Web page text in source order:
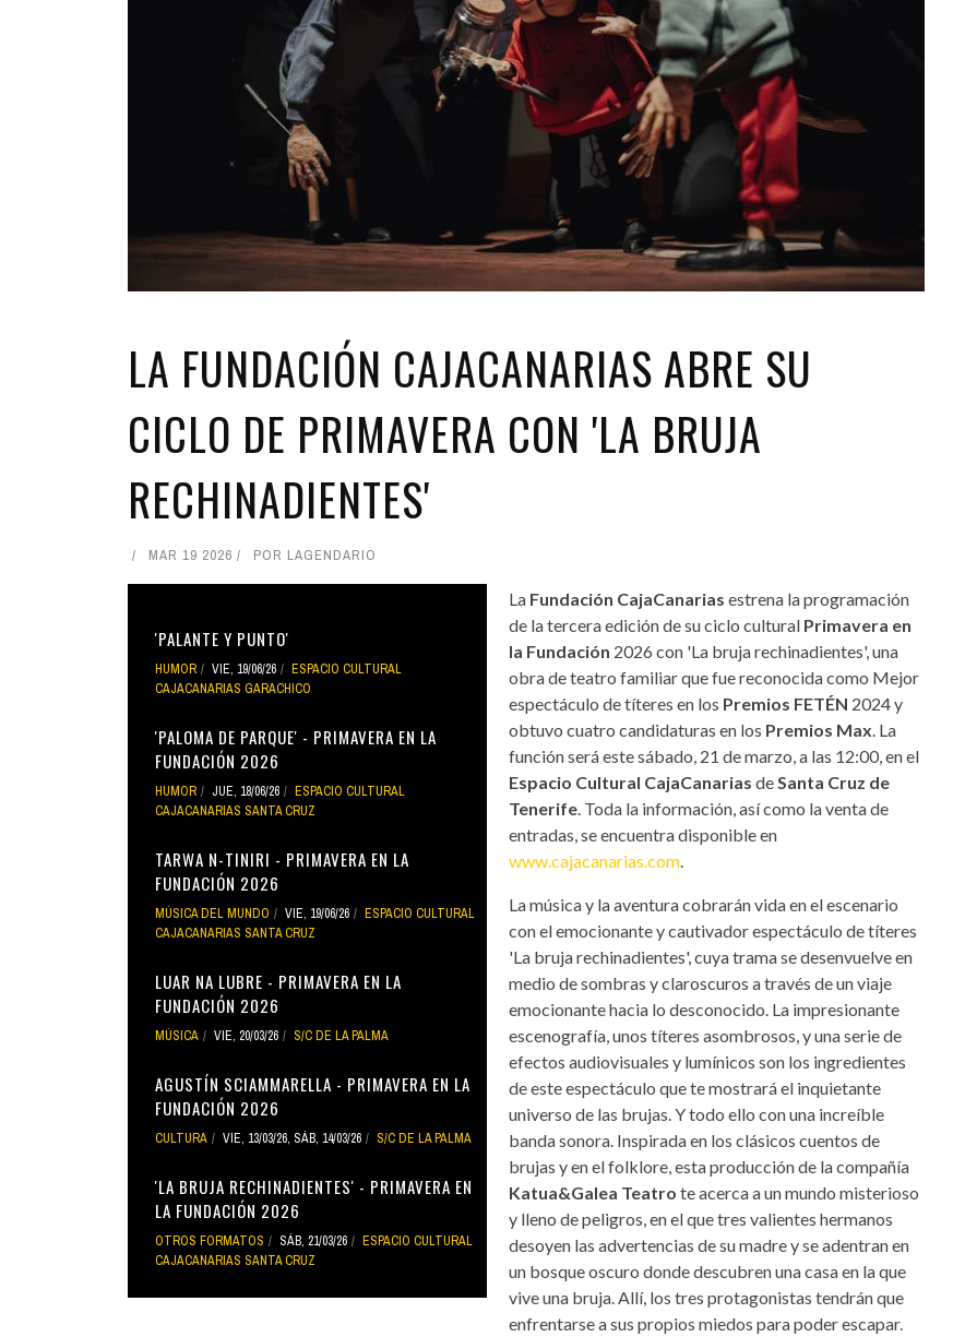
Escénicas
FORMATIVO
LA FUNDACIÓN CAJACANARIAS ABRE SU
CICLO DE PRIMAVERA CON 'LA BRUJA
RECHINADIENTES'
MAR 19 2026 POR LAGENDARIO
'PALANTE Y PUNTO'
HUMOR VIE, 19/06/26
ESPACIO CULTURAL
CAJACANARIAS GARACHICO
'PALOMA DE PARQUE' - PRIMAVERA EN LA
FUNDACIÓN 2026
HUMOR JUE, 18/06/26
ESPACIO CULTURAL
CAJACANARIAS SANTA CRUZ
TARWA N-TINIRI - PRIMAVERA EN LA
FUNDACIÓN 2026
MÚSICA DEL MUNDO VIE, 19/06/26
ESPACIO CULTURAL
CAJACANARIAS SANTA CRUZ
LUAR NA LUBRE - PRIMAVERA EN LA
FUNDACIÓN 2026
MÚSICA VIE, 20/03/26 S/C DE LA PALMA
AGUSTÍN SCIAMMARELLA - PRIMAVERA EN LA
FUNDACIÓN 2026
CULTURA VIE, 13/03/26, SÁB, 14/03/26 S/C DE LA PALMA
'LA BRUJA RECHINADIENTES' - PRIMAVERA EN
LA FUNDACIÓN 2026
OTROS FORMATOS SÁB, 21/03/26
ESPACIO CULTURAL
CAJACANARIAS SANTA CRUZ
La Fundación CajaCanarias estrena la programación
de la tercera edición de su ciclo cultural Primavera en
la Fundación 2026 con 'La bruja rechinadientes', una
obra de teatro familiar que fue reconocida como Mejor
espectáculo de títeres en los Premios FETÉN 2024 y
obtuvo cuatro candidaturas en los Premios Max . La
función será este sábado, 21 de marzo, a las 12:00, en el
Espacio Cultural CajaCanarias de Santa Cruz de
Tenerife. Toda la información, así como la venta de
entradas, se encuentra disponible en
www.cajacanarias.com.
La música y la aventura cobrarán vida en el escenario
con el emocionante y cautivador espectáculo de títeres
'La bruja rechinadientes', cuya trama se desenvuelve en
medio de sombras y claroscuros a través de un viaje
emocionante hacia lo desconocido. La impresionante
escenografía, unos títeres asombrosos, y una serie de
efectos audiovisuales y lumínicos son los ingredientes
de este espectáculo que te mostrará el inquietante
universo de las brujas. Y todo ello con una increíble
banda sonora. Inspirada en los clásicos cuentos de
brujas y en el folklore, esta producción de la compañía
Katua&Galea Teatro te acerca a un mundo misterioso
y lleno de peligros, en el que tres valientes hermanos
desoyen las advertencias de su madre y se adentran en
un bosque oscuro donde descubren una casa en la que
vive una bruja. Allí, los tres protagonistas tendrán que
enfrentarse a sus propios miedos para poder escapar.